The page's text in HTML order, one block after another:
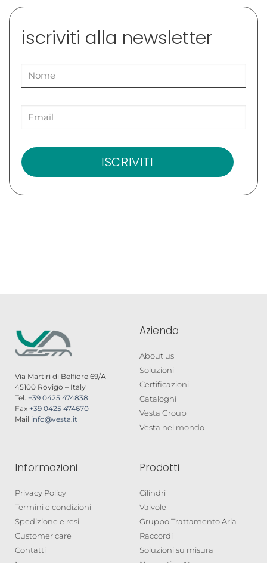
iscriviti alla newsletter
ISCRIVITI
Via Martiri di Belfiore 69/A
45100 Rovigo – Italy
Tel. +39 0425 474838
Fax +39 0425 474670
Mail info@vesta.it
Azienda
About us
Soluzioni
Certificazioni
Cataloghi
Vesta Group
Vesta nel mondo
Informazioni
Privacy Policy
Termini e condizioni
Spedizione e resi
Customer care
Contatti
Prodotti
Cilindri
Valvole
Gruppo Trattamento Aria
Raccordi
Soluzioni su misura